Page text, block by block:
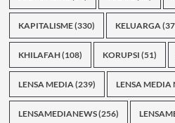
KAPITALISME(330) KELUARGA
KHILAFAH(108) KORUPSI (51)
LENSA MEDIA (239) LENSA MEDIA
LENSAMEDIANEWS(256)